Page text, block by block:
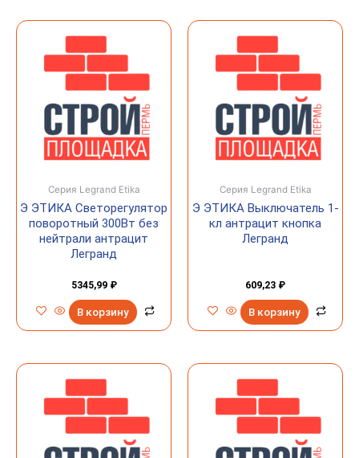
Серия Legrand Etika
Э ЭТИКА Светорегулятор
поворотный 300Вт без
нейтрали антрацит
Легранд
5345,99 ₽
В корзину
Серия Legrand Etika
Э ЭТИКА Выключатель 1-
кл антрацит кнопка
Легранд
609,23 ₽
В корзину